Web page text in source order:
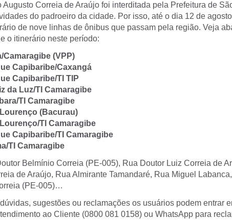
Augusto Correia de Araújo foi interditada pela Prefeitura de
do padroeiro da cidade. Por isso, até o dia 12 de
de nove linhas de ônibus que passam pela região. Veja
o itinerário neste período:
Camaragibe (VPP)
Capibaribe/Caxangá
Capibaribe/TI TIP
da Luz/TI Camaragibe
TI Camaragibe
(Bacurau)
TI Camaragibe
Capibaribe/TI Camaragibe
TI Camaragibe
Belmínio Correia (PE-005), Rua Doutor Luiz Correia de
de Araújo, Rua Almirante Tamandaré, Rua Miguel
(PE-005)…
sugestões ou reclamações os usuários podem entrar
ao Cliente (0800 081 0158) ou WhatsApp para